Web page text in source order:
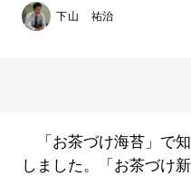
下山 祐治
「お茶づけ海苔」で
しました。「お茶づけ